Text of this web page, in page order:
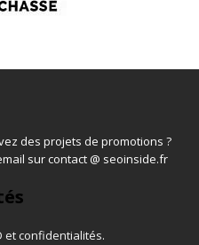
des projets de promotions ?
sur contact @ seoinside.fr
et confidentialités.